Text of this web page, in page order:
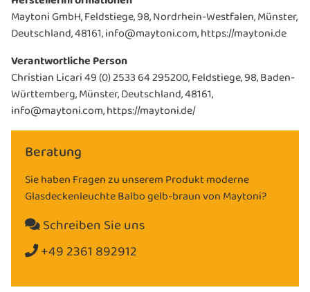
Maytoni GmbH, Feldstiege, 98, Nordrhein-Westfalen, Münster,
Deutschland, 48161, info@maytoni.com, https://maytoni.de
Verantwortliche Person
Christian Licari 49 (0) 2533 64 295200, Feldstiege, 98, Baden-
Württemberg, Münster, Deutschland, 48161,
info@maytoni.com, https://maytoni.de/
Beratung
Sie haben Fragen zu unserem Produkt moderne
Glasdeckenleuchte Balbo gelb-braun von Maytoni?
Schreiben Sie uns
+49 2361 892912